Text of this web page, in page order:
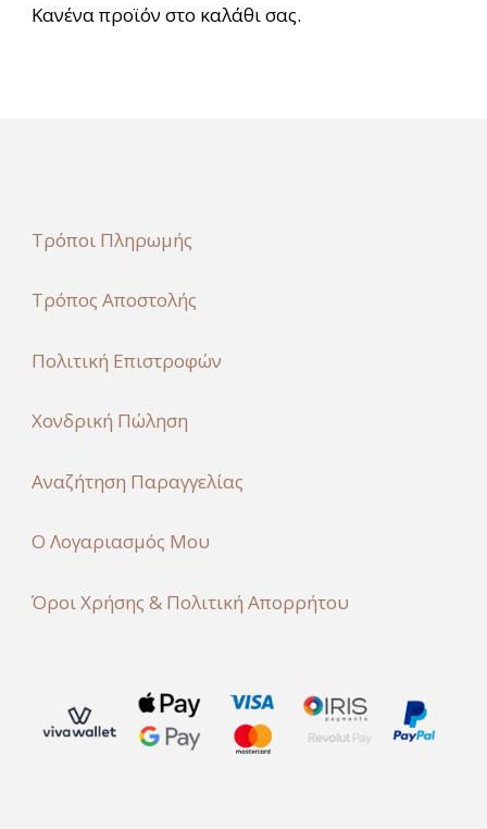
Κανένα προϊόν στο καλάθι σας.
Τρόποι Πληρωμής
Τρόπος Αποστολής
Πολιτική Επιστροφών
Χονδρική Πώληση
Αναζήτηση Παραγγελίας
Ο Λογαριασμός Μου
Όροι Χρήσης & Πολιτική Απορρήτου